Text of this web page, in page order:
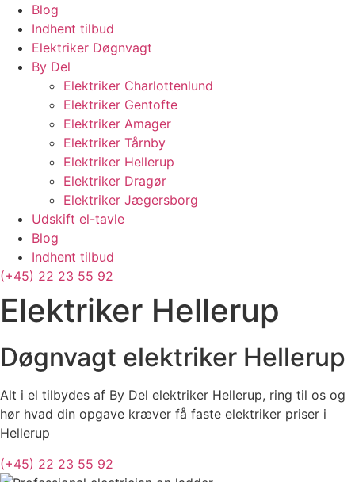
Blog
Indhent tilbud
Elektriker Døgnvagt
By Del
Elektriker Charlottenlund
Elektriker Gentofte
Elektriker Amager
Elektriker Tårnby
Elektriker Hellerup
Elektriker Dragør
Elektriker Jægersborg
Udskift el-tavle
Blog
Indhent tilbud
(+45) 22 23 55 92
Elektriker Hellerup
Døgnvagt elektriker Hellerup
Alt i el tilbydes af By Del elektriker Hellerup, ring til os og
hør hvad din opgave kræver få faste elektriker priser i
Hellerup
(+45) 22 23 55 92